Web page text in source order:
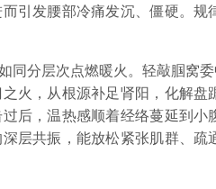
引发腰部冷痛发沉、僵硬。
分层次点燃暖火。轻敲腘窝委
火，从根源补足肾阳，化解
后，温热感顺着经络蔓延到
层共振，能放松紧张肌群、疏